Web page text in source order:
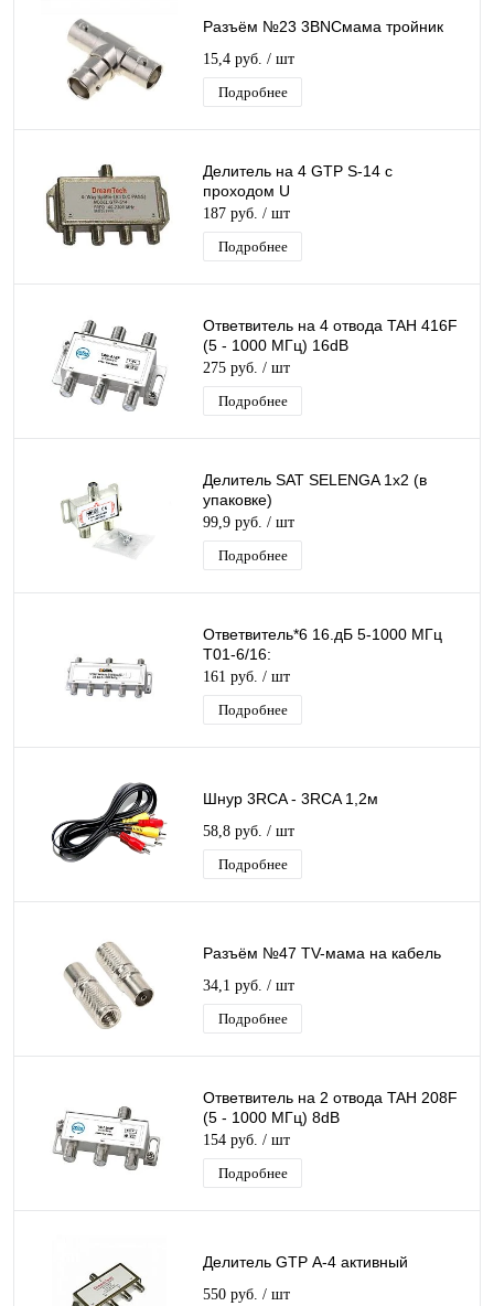
Разъём №23 3BNCмама тройник
15,4 руб. / шт
Подробнее
Делитель на 4 GTP S-14 с
проходом U
187 руб. / шт
Подробнее
Ответвитель на 4 отвода TAH 416F
(5 - 1000 МГц) 16dB
275 руб. / шт
Подробнее
Делитель SAT SELENGA 1x2 (в
упаковке)
99,9 руб. / шт
Подробнее
Ответвитель*6 16.дБ 5-1000 МГц
T01-6/16:
161 руб. / шт
Подробнее
Шнур 3RCA - 3RCA 1,2м
58,8 руб. / шт
Подробнее
Разъём №47 TV-мама на кабель
34,1 руб. / шт
Подробнее
Ответвитель на 2 отвода TAH 208F
(5 - 1000 МГц) 8dB
154 руб. / шт
Подробнее
Делитель GTP А-4 активный
550 руб. / шт